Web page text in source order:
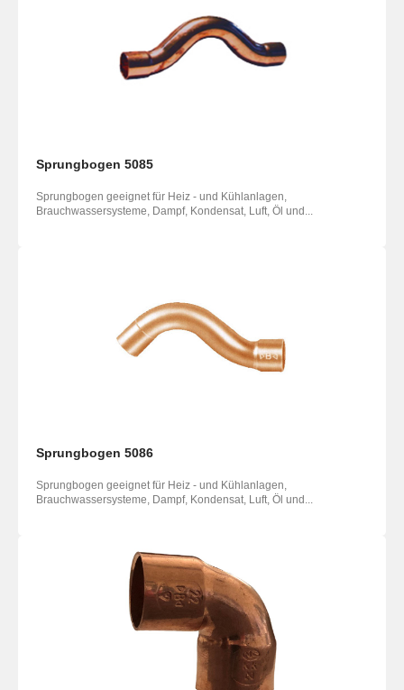
Sprungbogen 5085
Sprungbogen geeignet für Heiz - und Kühlanlagen,
Brauchwassersysteme, Dampf, Kondensat, Luft, Öl und...
Sprungbogen 5086
Sprungbogen geeignet für Heiz - und Kühlanlagen,
Brauchwassersysteme, Dampf, Kondensat, Luft, Öl und...